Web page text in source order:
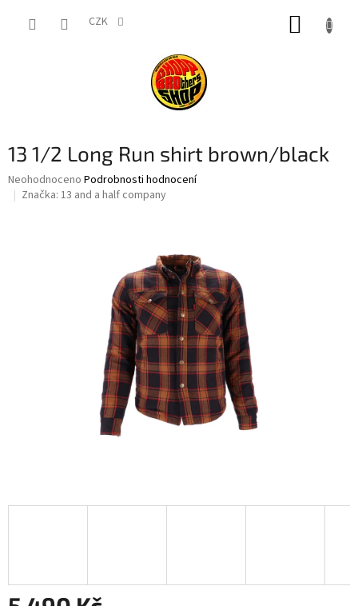
CZK
13 1/2 Long Run shirt brown/black
Průměrné
hodnocení
Neohodnoceno Podrobnosti hodnocení
Značka: 13 and a half company